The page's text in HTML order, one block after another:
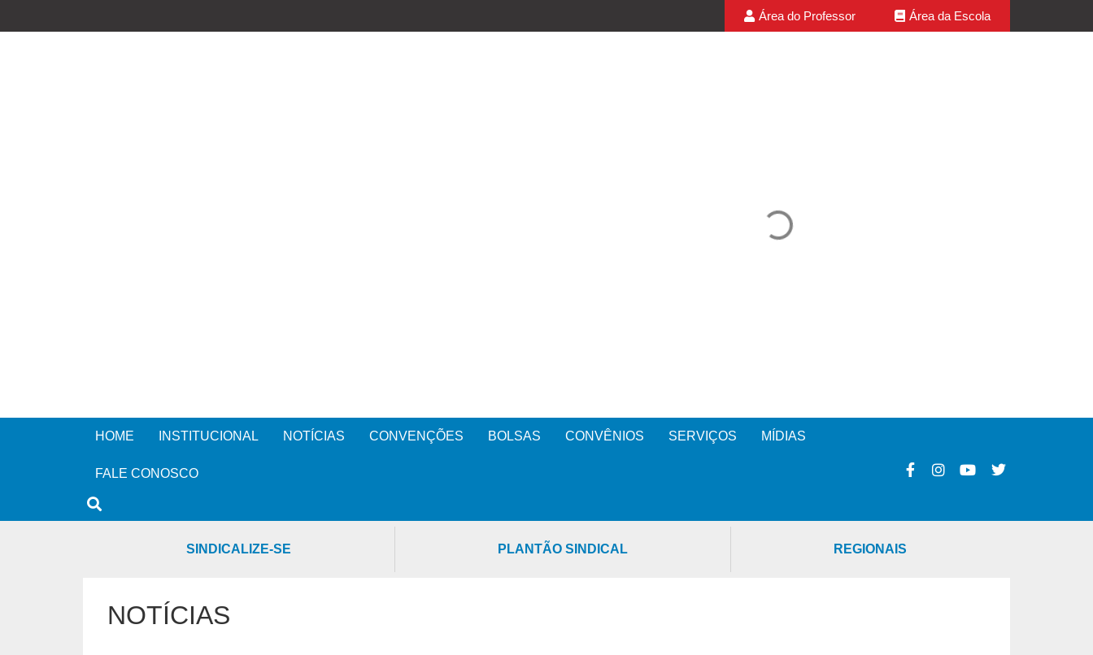
Área do Professor Área da Escola
HOME INSTITUCIONAL NOTÍCIAS CONVENÇÕES BOLSAS CONVÊNIOS SERVIÇOS MÍDIAS
FALE CONOSCO
SINDICALIZE-SE PLANTÃO SINDICAL REGIONAIS
NOTÍCIAS